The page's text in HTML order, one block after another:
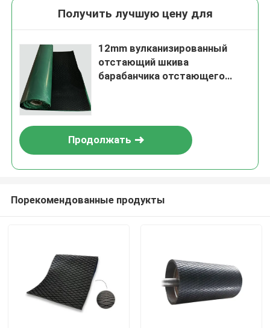
Главная страница
Получить лучшую цену для
12mm вулканизированный
отстающий шкива
барабанчика отстающего
Продолжать
Порекомендованные продукты